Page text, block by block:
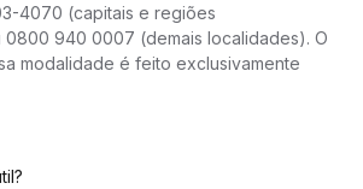
4070 (capitais e regiões
0800 940 0007 (demais localidades). O
modalidade é feito exclusivamente